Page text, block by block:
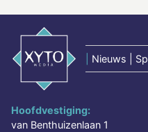
Nieuws |
Hoofdvestiging:
van Benthuizenlaan 1